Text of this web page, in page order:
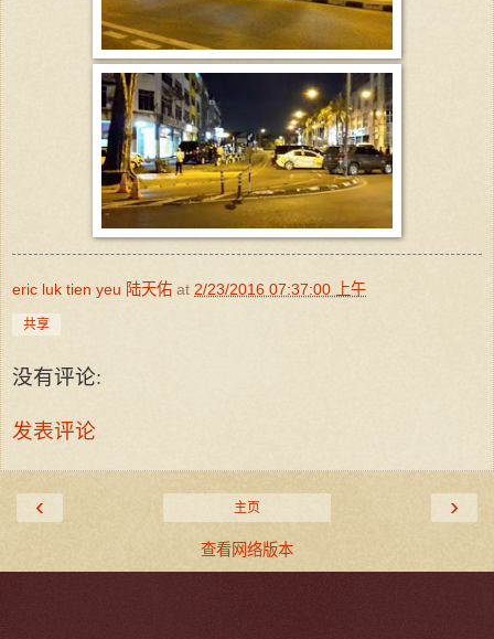
eric luk tien yeu 陆天佑 at 2/23/2016 07:37:00 上午
共享
没有评论:
发表评论
‹ ›
主页
查看网络版本